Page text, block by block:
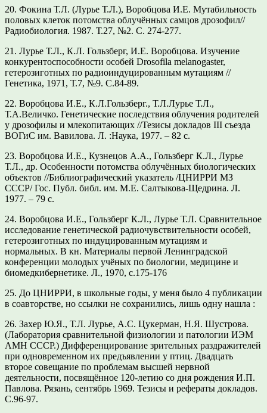
20. Фокина Т.Л. (Лурье Т.Л.), Воробцова И.Е. Мутабильность
половых клеток потомства облучённых самцов дрозофил//
Радиобиология. 1987. Т.27, №2. С. 274-277.
21. Лурье Т.Л., К.Л. Гользберг, И.Е. Воробцова. Изучение
конкурентоспособности особей Drosofila mеlanogaster,
гетерозиготных по радиоиндуцированным мутациям //
Генетика, 1971, Т.7, №9. С.84-89.
22. Воробцова И.Е., К.Л.Гользберг., Т.Л.Лурье Т.Л.,
Т.А.Величко. Генетические последствия облучения родителей
у дрозофилы и млекопитающих //Тезисы докладов III съезда
ВОГиС им. Вавилова. Л. :Наука, 1977. – 82 с.
23. Воробцова И.Е., Кузнецов А.А., Гользберг К.Л., Лурье
Т.Л., др. Особенности потомства облучённых биологических
объектов //Библиографический указатель /ЦНИРРИ МЗ
СССР/ Гос. Публ. библ. им. М.Е. Салтыкова-Щедрина. Л.
1977. – 79 с.
24. Воробцова И.Е., Гользберг К.Л., Лурье Т.Л. Сравнительное
исследование генетической радиочувствительности особей,
гетерозиготных по индуцированным мутациям и
нормальных. В кн. Материалы первой Ленинградской
конференции молодых учёных по биологии, медицине и
биомедкибернетике. Л., 1970, с.175-176
25. До ЦНИРРИ, в школьные годы, у меня было 4 публикации
в соавторстве, но ссылки не сохранились, лишь одну нашла :
26. Захер Ю.Я., Т.Л. Лурье, А.С. Цукерман, Н.Я. Шустрова.
(Лаборатория сравнительной физиологии и патологии ИЭМ
АМН СССР.) Дифференцирование зрительных раздражителей
при одновременном их предъявлении у птиц. Двадцать
второе совещание по проблемам высшей нервной
деятельности, посвящённое 120-летию со дня рождения И.П.
Павлова. Рязань, сентябрь 1969. Тезисы и рефераты докладов.
С.96-97.